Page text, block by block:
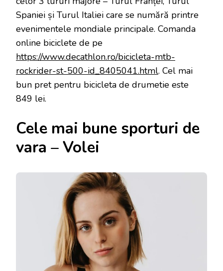
Spaniei și Turul Italiei care se numără printre
evenimentele mondiale principale. Comanda
online biciclete de pe
https://www.decathlon.ro/bicicleta-mtb-
rockrider-st-500-id_8405041.html. Cel mai
bun pret pentru bicicleta de drumetie este
849 lei.
Cele mai bune sporturi de
vara – Volei